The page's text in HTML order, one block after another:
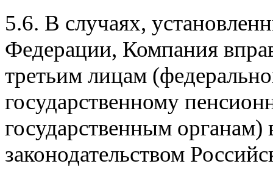
5.6. В случаях,
Федерации, Компания
третьим лицам
государственному
государственным
законодательством